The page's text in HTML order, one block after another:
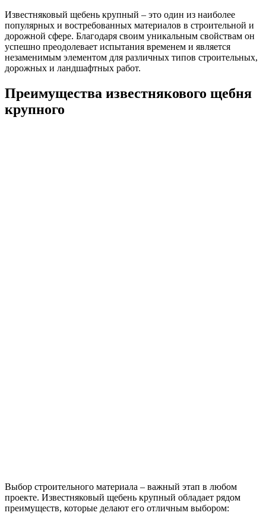
Известняковый щебень крупный – это один из наиболее
популярных и востребованных материалов в строительной и
дорожной сфере. Благодаря своим уникальным свойствам он
успешно преодолевает испытания временем и является
незаменимым элементом для различных типов строительных,
дорожных и ландшафтных работ.
Преимущества известнякового щебня
крупного
Выбор строительного материала – важный этап в любом
проекте. Известняковый щебень крупный обладает рядом
преимуществ, которые делают его отличным выбором: